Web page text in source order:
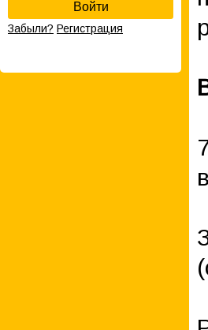
Войти
Забыли? Регистрация